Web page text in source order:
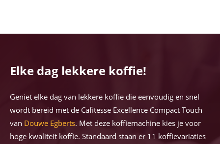
Elke dag lekkere koffie!
Geniet elke dag van lekkere koffie die eenvoudig en snel
wordt bereid met de Cafitesse Excellence Compact Touch
van Douwe Egberts. Met deze koffiemachine kies je voor
hoge kwaliteit koffie. Standaard staan er 11 koffievariaties